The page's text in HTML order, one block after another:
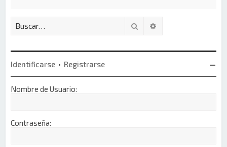
Buscar
Identificarse • Registrarse
Nombre de Usuario:
Contraseña: